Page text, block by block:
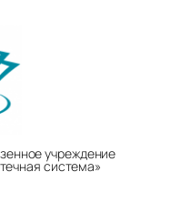
учреждение
система»